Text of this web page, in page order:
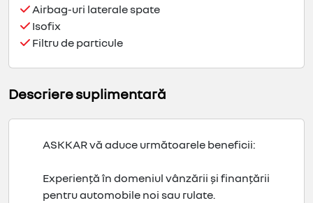
Airbag-uri laterale spate
Isofix
Filtru de particule
Descriere suplimentară
ASKKAR vă aduce următoarele beneficii:
Experiență în domeniul vânzării și finanțării
pentru automobile noi sau rulate.